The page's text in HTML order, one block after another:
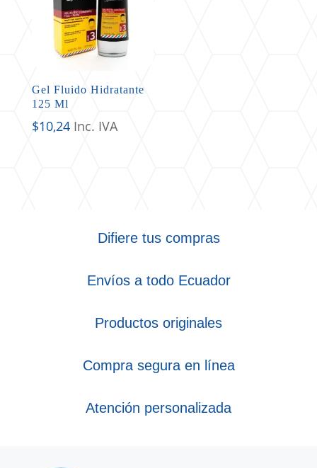
Gel Fluido Hidratante
125 Ml
$10,24 Inc. IVA
Difiere tus compras
Envíos a todo Ecuador
Productos originales
Compra segura en línea
Atención personalizada